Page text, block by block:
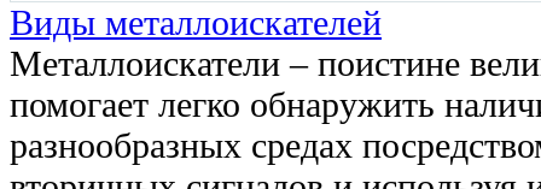
Виды металлоискателей
Металлоискатели – поистине
помогает легко обнаружить
разнообразных средах